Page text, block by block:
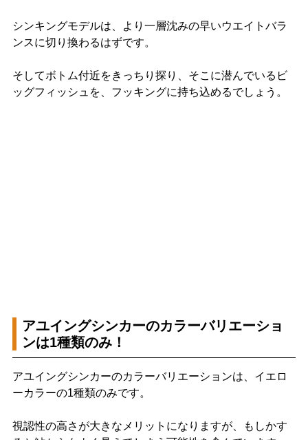
シンキングモデルは、より一層沈みの早いウエイトバラ
ンスに切り換わるはずです。
そしてボトム付近をきっちり探り、そこに潜んでいるビ
ッグフィッシュを、フッキングに持ち込めるでしょう。
アユイングシンカーのカラーバリエーショ
ンは1種類のみ！
アユイングシンカーのカラーバリエーションは、イエロ
ーカラーの1種類のみです。
視認性の高さが大きなメリットになりますが、もしかす